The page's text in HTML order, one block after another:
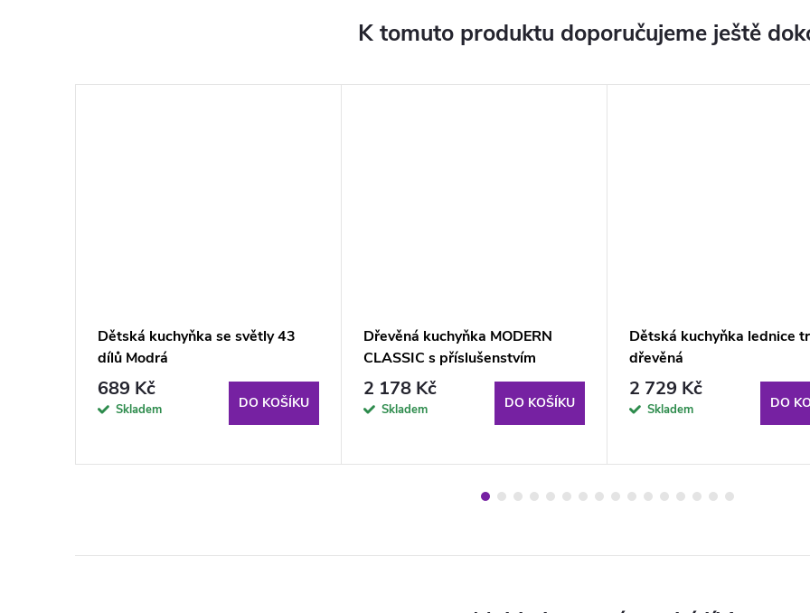
K tomuto produktu doporučujeme ještě
Dětská kuchyňka se světly 43
dílů Modrá
689 Kč
Skladem DO KOŠÍKU
Dřevěná kuchyňka MODERN
CLASSIC s příslušenstvím
2 178 Kč
Skladem DO KOŠÍKU
Dětská kuchyňka lednice
dřevěná
2 729 Kč
Skladem DO